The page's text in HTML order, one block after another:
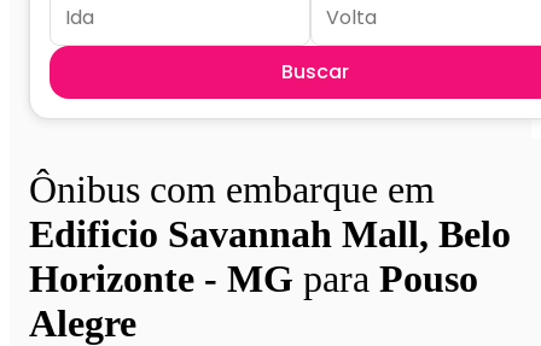
Buscar
Ônibus com embarque em
Edificio Savannah Mall, Belo
Horizonte - MG para Pouso
Alegre